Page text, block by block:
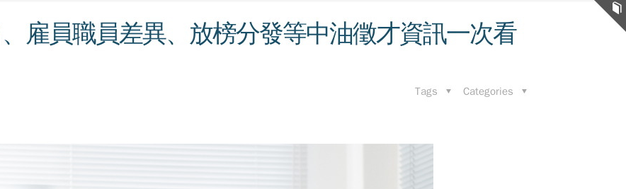
、雇員職員差異、放榜分發等中油徵才資訊一次看
Categories
Tags